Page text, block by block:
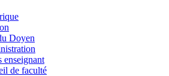
Doyen
enseignant
de faculté